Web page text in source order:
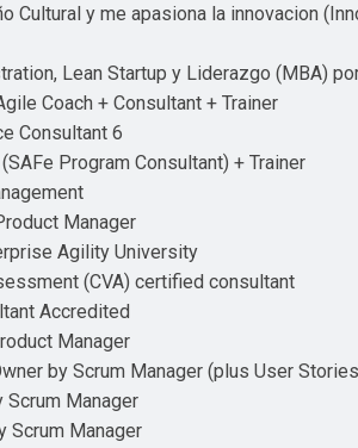
Cultural y me apasiona la innovacion
Lean Startup y Liderazgo (MBA)
Coach + Consultant + Trainer
Consultant 6
Program Consultant) + Trainer
Manager
Agility University
(CVA) certified consultant
Accredited
Manager
by Scrum Manager (plus User
Manager
Scrum Manager